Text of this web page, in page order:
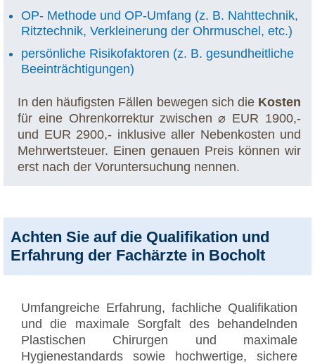
OP- Methode und OP-Umfang (z. B. Nahttechnik,
Ritztechnik, Verkleinerung der Ohrmuschel, etc.)
persönliche Risikofaktoren (z. B. gesundheitliche
Beeinträchtigungen)
In den häufigsten Fällen bewegen sich die Kosten
für eine Ohrenkorrektur zwischen ⌀ EUR 1900,-
und EUR 2900,- inklusive aller Nebenkosten und
Mehrwertsteuer. Einen genauen Preis können wir
erst nach der Voruntersuchung nennen.
Achten Sie auf die Qualifikation und
Erfahrung der Fachärzte in Bocholt
Umfangreiche Erfahrung, fachliche Qualifikation
und die maximale Sorgfalt des behandelnden
Plastischen Chirurgen und maximale
Hygienestandards sowie hochwertige, sichere